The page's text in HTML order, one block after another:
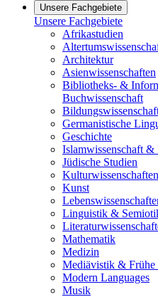
Unsere Fachgebiete
Unsere Fachgebiete
Afrikastudien
Architektur
Asienwissenschaften
Bibliotheks- &
Buchwissenschaft
Germanistische
Geschichte
Islamwissenschaft &
Jüdische Studien
Kulturwissenschaften
Kunst
Linguistik &
Mathematik
Medizin
Mediävistik & Frühe
Modern Languages
Musik